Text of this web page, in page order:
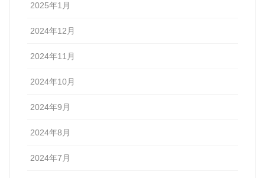
2025年1月
2024年12月
2024年11月
2024年10月
2024年9月
2024年8月
2024年7月